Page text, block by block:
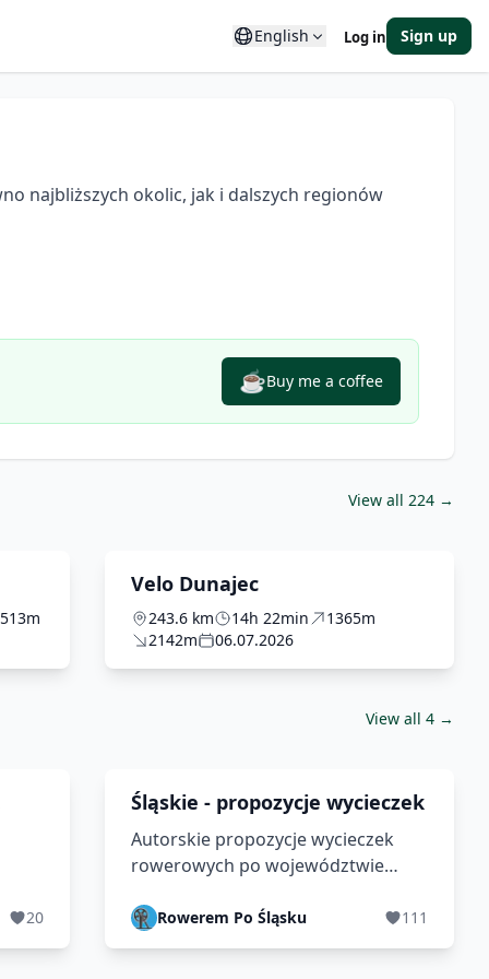
English Log in Sign up
najbliższych okolic, jak i dalszych regionów
☕Buy me a coffee
View all 224 →
513m
Velo Dunajec
243.6 km 14h 22min
1365m
2142m
06.07.2026
View all 4 →
20
Śląskie - propozycje wycieczek
Autorskie propozycje wycieczek
rowerowych po województwie
które poprowadzą przez miejsca
niezwykle ciekawe turystycznie i
Rowerem Po Śląsku 111